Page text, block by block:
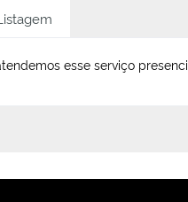
esse serviço